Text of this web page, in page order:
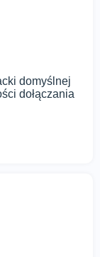
domyślnej
dołączania